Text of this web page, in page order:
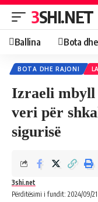
3SHI.NET
Ballina Bota
BOTA DHE RAJONI
Izraeli mbyll
veri për
sigurisë
Përditësimi i fundit: 2024/09/21
3shi.net